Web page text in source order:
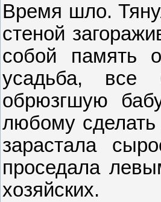
Время шло.
стеной
собой память
усадьба, все
обрюзгшую
любому сделать
зарастала
проседала
хозяйских.